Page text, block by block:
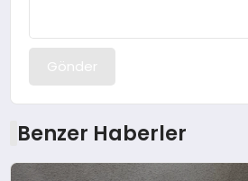
Gönder
Benzer Haberler